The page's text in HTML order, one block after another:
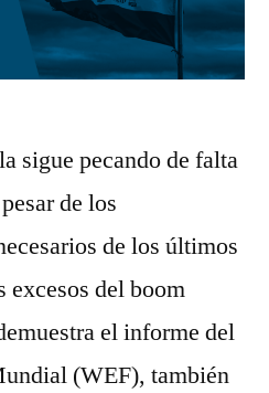
sigue pecando de falta
de los
de los últimos
excesos del boom
el informe del
(WEF), también